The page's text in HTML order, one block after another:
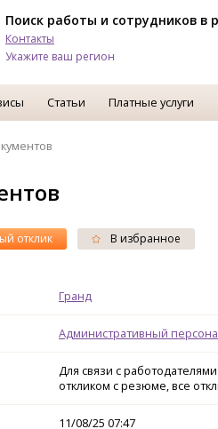
Поиск работы и сотрудников в
Контакты
Укажите ваш регион
Статьи Платные услуги
отклик В избранное
Гранд
Административный
Для связи с
откликом с резюме, все
11/08/25 07:47